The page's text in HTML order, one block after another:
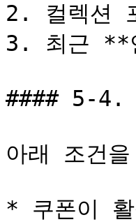
2. 컬렉션
3. 최근 **
#### 5-4.
아래 조건
* 쿠폰이 활